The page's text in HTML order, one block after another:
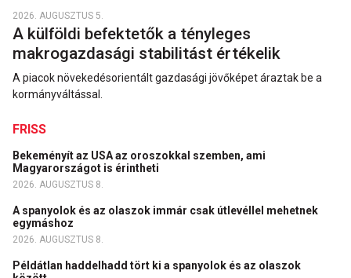
2026. AUGUSZTUS 5.
A külföldi befektetők a tényleges
makrogazdasági stabilitást értékelik
A piacok növekedésorientált gazdasági jövőképet áraztak be a
kormányváltással.
FRISS
Bekeményít az USA az oroszokkal szemben, ami
Magyarországot is érintheti
2026. AUGUSZTUS 8.
A spanyolok és az olaszok immár csak útlevéllel mehetnek
egymáshoz
2026. AUGUSZTUS 8.
Példátlan haddelhadd tört ki a spanyolok és az olaszok